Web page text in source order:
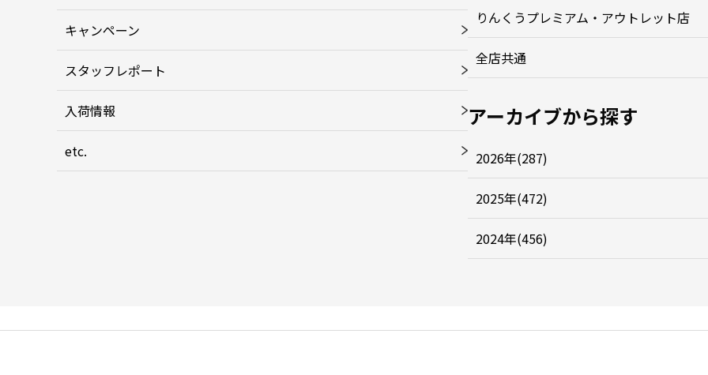
キャンペーン
スタッフレポート
入荷情報
etc.
りんくうプレミアム・アウトレット店
全店共通
アーカイブから探す
2026年(287)
2025年(472)
2024年(456)